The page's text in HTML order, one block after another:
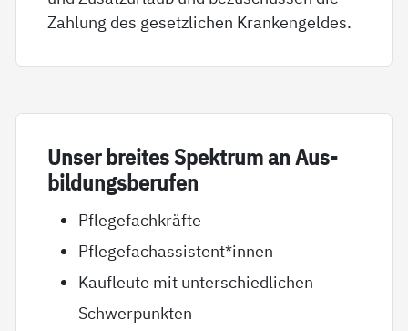
Zahlung des gesetzlichen Krankengeldes.
Un­ser brei­tes Spek­trum an Aus­
bil­dungs­be­ru­fen
Pflegefachkräfte
Pflegefachassistent*innen
Kaufleute mit unterschiedlichen
Schwerpunkten